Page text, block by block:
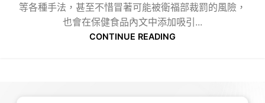
等各種手法，甚至不惜冒著可能被衛福部裁罰的風險，
也會在保健食品內文中添加吸引...
CONTINUE READING